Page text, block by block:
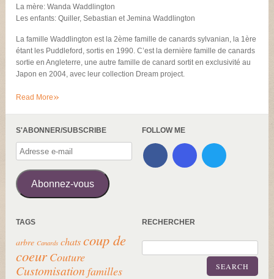
La mère: Wanda Waddlington
Les enfants: Quiller, Sebastian et Jemina Waddlington
La famille Waddlington est la 2ème famille de canards sylvanian, la 1ère
étant les Puddleford, sortis en 1990. C’est la dernière famille de canards
sortie en Angleterre, une autre famille de canard sortit en exclusivité au
Japon en 2004, avec leur collection Dream project.
Read More»
S'ABONNER/SUBSCRIBE
Adresse
e-
mail
Abonnez-vous
FOLLOW ME
TAGS
arbre Canards chatscoup de
coeur Couture
Customisation familles
RECHERCHER
SEARCH